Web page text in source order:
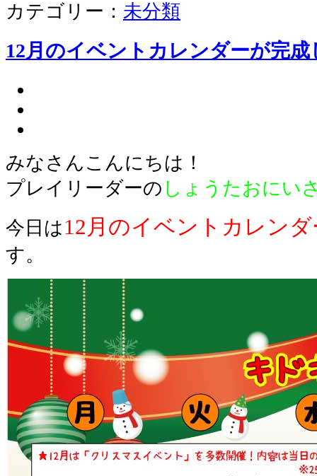
カテゴリー： 未分類
12月のイベントカレンダーが完成
みなさんこんにちは！
プレイリーダーの しょうたおにい
今日は12月のイベントカレンダ
す。